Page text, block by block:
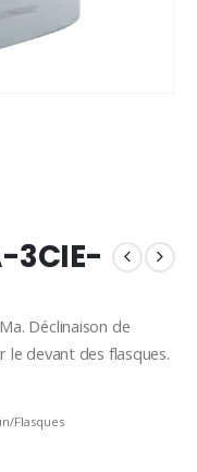
3CIE-
Déclinaison de
le devant des flasques.
Flasques